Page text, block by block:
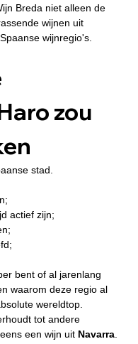
Breda niet alleen de
wijnen uit
wijnregio's.
zou
stad.
actief zijn;
bent of al jarenlang
waarom deze regio al
wereldtop.
tot andere
een wijn uit Navarra.